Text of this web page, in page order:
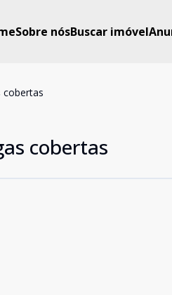
Sobre nósBuscar imóvel
cobertas
cobertas